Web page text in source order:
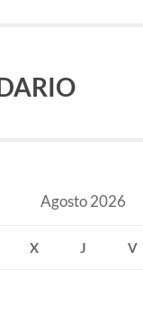
Agosto 2026
X J V